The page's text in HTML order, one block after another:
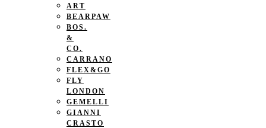
ART
BEARPAW
BOS.
&
CO.
CARRANO
FLEX&GO
FLY
LONDON
GEMELLI
GIANNI
CRASTO